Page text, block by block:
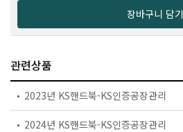
장바구니 담기
관련상품
2023년 KS핸드북-KS인증공장관리
2024년 KS핸드북-KS인증공장관리